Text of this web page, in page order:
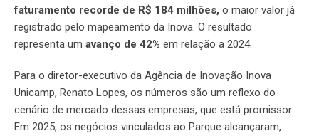
faturamento recorde de R$ 184 milhões, o maior valor já
registrado pelo mapeamento da Inova. O resultado
representa um avanço de 42% em relação a 2024.
Para o diretor-executivo da Agência de Inovação Inova
Unicamp, Renato Lopes, os números são um reflexo do
cenário de mercado dessas empresas, que está promissor.
Em 2025, os negócios vinculados ao Parque alcançaram,